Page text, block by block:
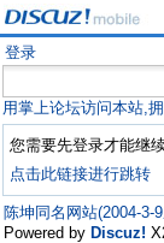
登录
用掌上论坛访问本站,
您需要先登录才能继
点击此链接进行跳转
陈坤同名网站(2004-3-
Powered by Discuz!